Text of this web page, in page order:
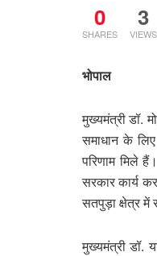
0
SHARES
3
VIEWS
भोपाल
मुख्यमंत्री डॉ.
समाधान के
परिणाम मिले
सरकार कार्य
सतपुड़ा क्षेत्र में
मुख्यमंत्री डॉ.